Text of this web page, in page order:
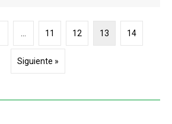
… 11 12 13 14
Siguiente »